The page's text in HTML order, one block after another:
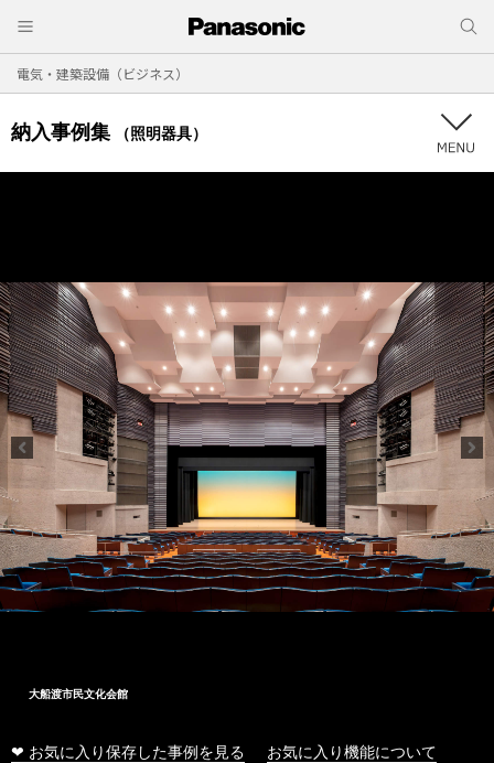
電気・建築設備（ビジネス）
納入事例集 （照明器具）
大船渡市民文化会館
❤ お気に入り保存した事例を見る お気に入り機能について